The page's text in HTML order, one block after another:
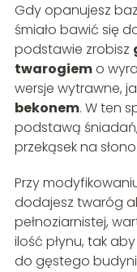
Gdy opanujesz
śmiało bawić się
podstawie zrobisz
twarogiemo
wersje wytrawne,
bekonem. W ten
podstawą
przekąsek na słono.
Przy
dodajesz twaróg
pełnoziarnistej,
ilość płynu, tak
do gęstego